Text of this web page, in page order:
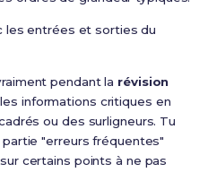
les entrées et sorties du
pendant la révision
informations critiques en
ou des surligneurs. Tu
"erreurs fréquentes"
certains points à ne pas